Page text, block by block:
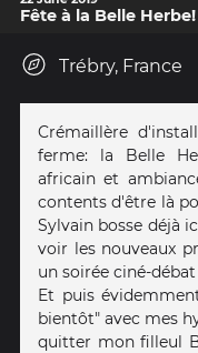
Fête à la Belle Herbe!
Trébry, France
Crémaillère
ferme: la Belle
africain et
contents d'être là
Sylvain bosse déjà
voir les nouveaux
un soirée ciné-
Et puis
bientôt" avec mes
quitter mon filleul